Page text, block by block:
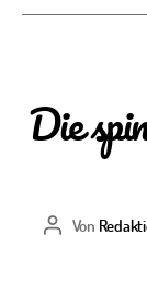
Die
Beitragsautor
Von